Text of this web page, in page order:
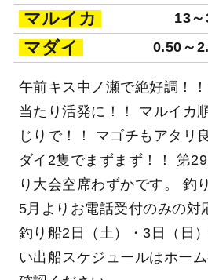
マルイカ 13
マダイ 0.50～
午前キス中ノ瀬で絶好調！
当たり活発に！！ マルイカ
じりで！！ マゴチもアタリ
ダイ2隻でまずまず！！ 第
り大会空席わずかです。 釣
5月よりお電話受付のみの対
釣り船2日（土）・3日（日
い出船スケジュールはホー